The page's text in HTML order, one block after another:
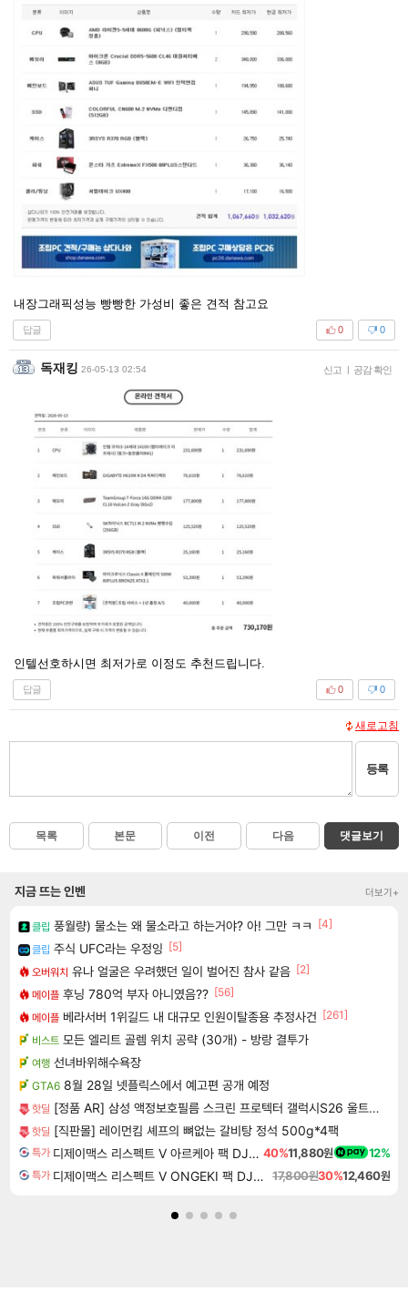
내장그래픽성능 빵빵한 가성비 좋은 견적 참고요
답글 0
0
독재킹 26-05-13 02:54 신고 | 공감 확인
인텔선호하시면 최저가로 이정도 추천드립니다.
답글 0
0
새로고침
등록
목록 본문 이전 다음 댓글보기
지금 뜨는 인벤 더보기+
클립 풍월량) 물소는 왜 물소라고 하는거야? 아! 그만 ㅋㅋ
[4]
클립 주식 UFC라는 우정잉 [5]
오버워치 유나 얼굴은 우려했던 일이 벌어진 참사 같음 [2]
메이플 후닝 780억 부자 아니였음?? [56]
메이플 베라서버 1위길드 내 대규모 인원이탈종용 추정사건 [261]
비스트 모든 엘리트 골렘 위치 공략 (30개) - 방랑 결투가
여행 선녀바위해수욕장
GTA6 8월 28일 넷플릭스에서 예고편 공개 예정
핫딜 [정품 AR] 삼성 액정보호필름 스크린 프로텍터 갤럭시S26 울트라, 2매입
핫딜 [직판몰] 레이먼킴 셰프의 뼈없는 갈비탕 정석 500g*4팩
특가 디제이맥스 리스펙트 V 아르케아 팩 DJMAX RESPECT V Arcaea Pack DLC 40%11,880원 12%
특가 디제이맥스 리스펙트 V ONGEKI 팩 DJMAX RESPECT V ONGEKI Pack DLC 17,800원30%12,460원